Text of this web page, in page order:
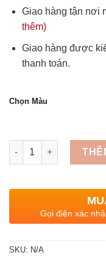
Giao hàng tận nơi
thêm)
Giao hàng được
thanh toán.
Chọn Màu
Quantity
Gọi điện xác
SKU: N/A